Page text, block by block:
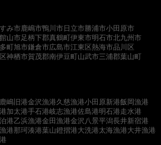
み市鹿嶋市鴨川市 日立市勝浦市小田原市
館山市足柄下郡真鶴町伊東市明石市北九州市
町旭市鎌倉市広島市江東区熱海市品川区
神栖市賀茂郡南伊豆町山武市三浦郡葉山町
鹿嶋旧港金沢漁港久慈漁港小田原新港飯岡漁港
加太港手石港岐志漁港佐島港明石港走水港
港乙浜漁港金田漁港金沢八景平潟長井新宿港
港那珂湊港葉山鐙摺港大洗港太海漁港大井漁港